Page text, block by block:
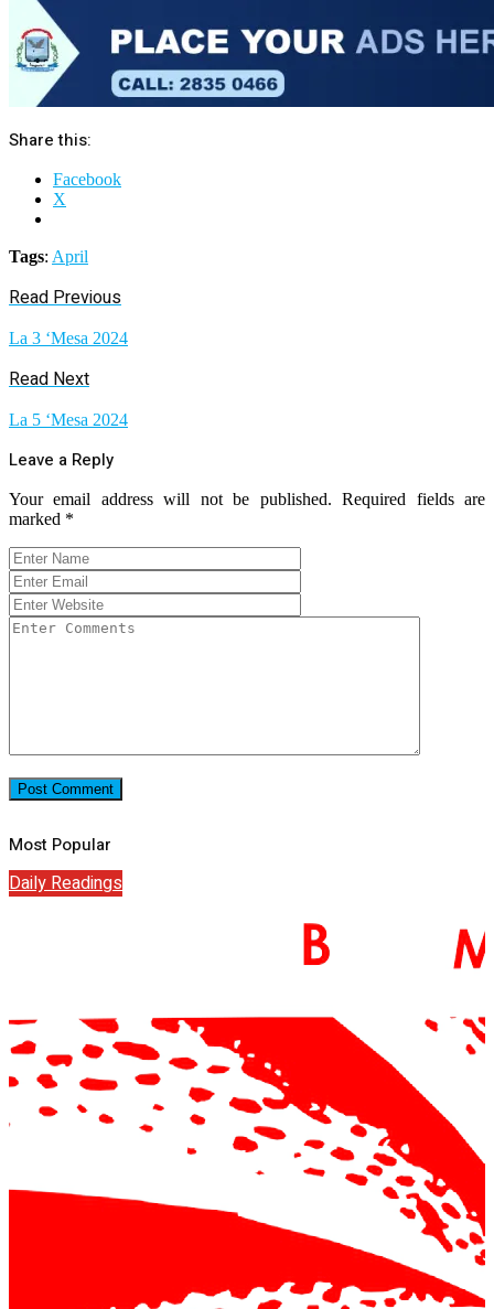
Share this:
Facebook
X
Tags: April
Read Previous
La 3 ‘Mesa 2024
Read Next
La 5 ‘Mesa 2024
Leave a Reply
Your email address will not be published. Required fields are
marked *
Most Popular
Daily Readings